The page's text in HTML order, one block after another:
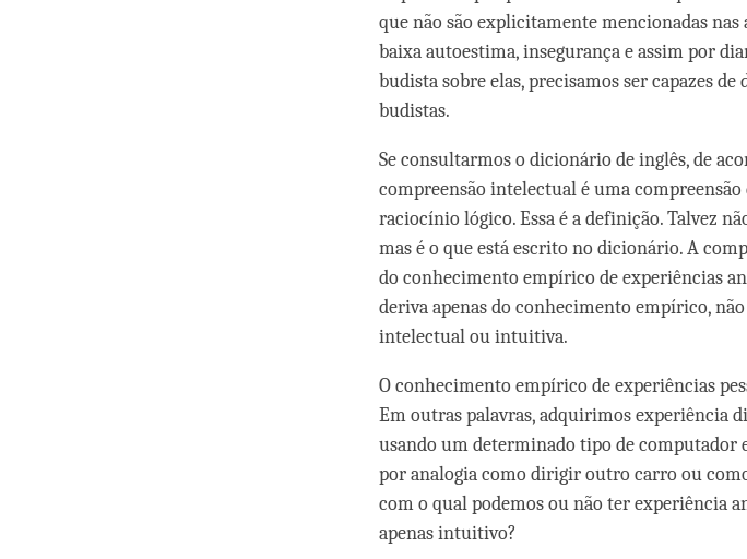
que não são explicitamente mencionadas nas
baixa autoestima, insegurança e assim por
budista sobre elas, precisamos ser capazes
budistas.
Se consultarmos o dicionário de inglês, de
compreensão intelectual é uma
raciocínio lógico. Essa é a definição. Talvez
mas é o que está escrito no dicionário. A
do conhecimento empírico de experiências
deriva apenas do conhecimento empírico,
intelectual ou intuitiva.
O conhecimento empírico de experiências
Em outras palavras, adquirimos experiência
usando um determinado tipo de computador
por analogia como dirigir outro carro ou
com o qual podemos ou não ter experiência
apenas intuitivo?